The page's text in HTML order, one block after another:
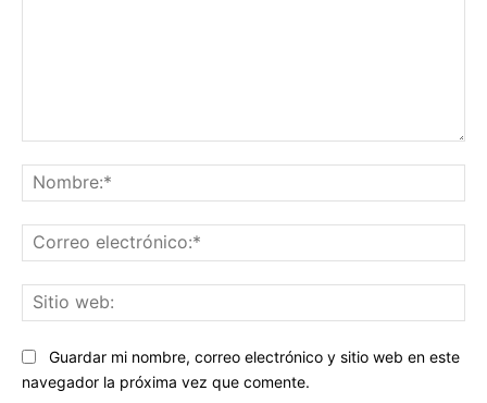
Guardar mi nombre, correo electrónico y sitio web en este
navegador la próxima vez que comente.